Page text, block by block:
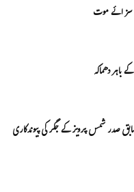
دھماکہ
صدر شمس پرویز کے جگر کی پیوندکاری